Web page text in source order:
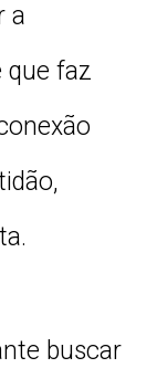
a
que faz
buscar